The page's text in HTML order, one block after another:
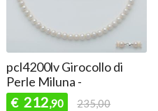
pcl4200lv Girocollo di
Perle Miluna -
€ 212,90 235,00